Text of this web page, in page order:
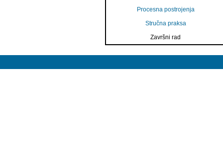
Procesna postrojenja
Stručna praksa
Završni rad